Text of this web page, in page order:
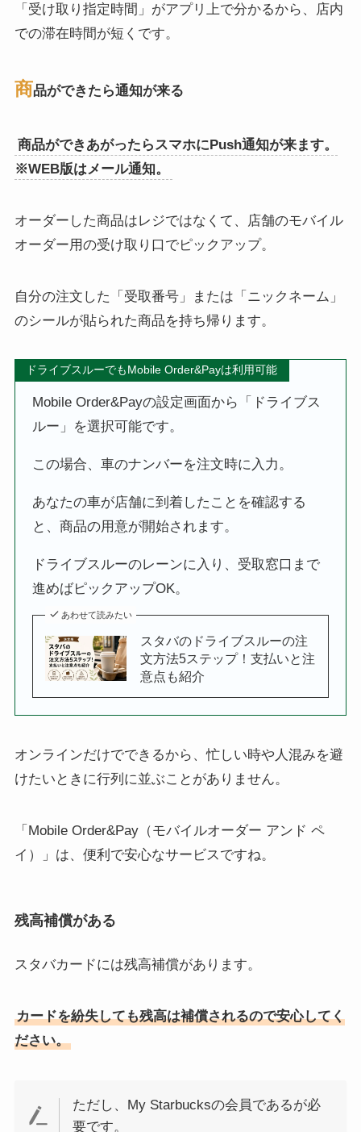
「受け取り指定時間」がアプリ上で分かるから、店内
での滞在時間が短くです。
商品ができたら通知が来る
商品ができあがったらスマホにPush通知が来ます。
※WEB版はメール通知。
オーダーした商品はレジではなくて、店舗のモバイル
オーダー用の受け取り口でピックアップ。
自分の注文した「受取番号」または「ニックネーム」
のシールが貼られた商品を持ち帰ります。
ドライブスルーでもMobile Order&Payは利用可能
Mobile Order&Payの設定画面から「ドライブス
ルー」を選択可能です。
この場合、車のナンバーを注文時に入力。
あなたの車が店舗に到着したことを確認する
と、商品の用意が開始されます。
ドライブスルーのレーンに入り、受取窓口まで
進めばピックアップOK。
あわせて読みたい
スタバのドライブスルーの注
文方法5ステップ！支払いと注
意点も紹介
オンラインだけでできるから、忙しい時や人混みを避
けたいときに行列に並ぶことがありません。
「Mobile Order&Pay（モバイルオーダー アンド ペ
イ）」は、便利で安心なサービスですね。
残高補償がある
スタバカードには残高補償があります。
カードを紛失しても残高は補償されるので安心してく
ださい。
ただし、My Starbucksの会員であるが必
要です。